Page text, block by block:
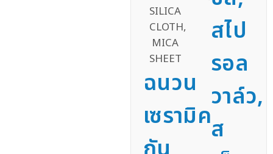
ฉนวน
เซรามิค
สไป
รอล
วาล์ว,
ส